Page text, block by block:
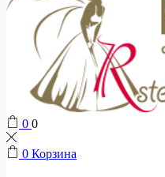
0 0
0 Корзина